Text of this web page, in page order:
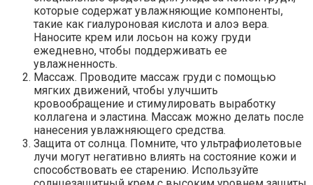
которые содержат увлажняющие компоненты,
такие как гиалуроновая кислота и алоэ вера.
Наносите крем или лосьон на кожу груди
ежедневно, чтобы поддерживать ее
увлажненность.
Массаж. Проводите массаж груди с помощью
мягких движений, чтобы улучшить
кровообращение и стимулировать выработку
коллагена и эластина. Массаж можно делать после
нанесения увлажняющего средства.
Защита от солнца. Помните, что ультрафиолетовые
лучи могут негативно влиять на состояние кожи и
способствовать ее старению. Используйте